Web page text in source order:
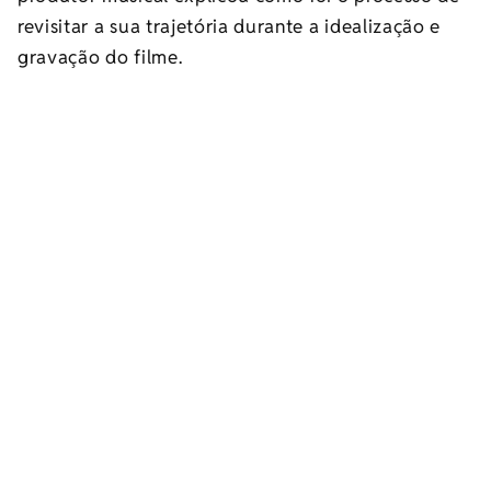
revisitar a sua trajetória durante a idealização e
gravação do filme.